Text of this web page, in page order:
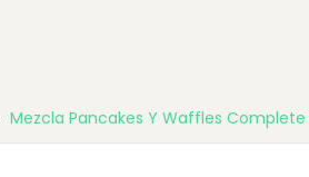
Mezcla Pancakes Y Waffles